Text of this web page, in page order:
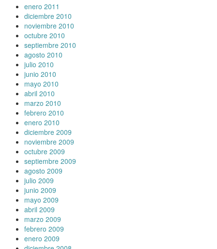
enero 2011
diciembre 2010
noviembre 2010
octubre 2010
septiembre 2010
agosto 2010
julio 2010
junio 2010
mayo 2010
abril 2010
marzo 2010
febrero 2010
enero 2010
diciembre 2009
noviembre 2009
octubre 2009
septiembre 2009
agosto 2009
julio 2009
junio 2009
mayo 2009
abril 2009
marzo 2009
febrero 2009
enero 2009